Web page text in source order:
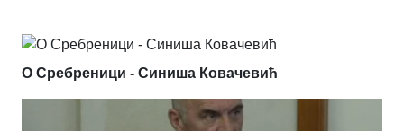
О Сребреници - Синиша Ковачевић